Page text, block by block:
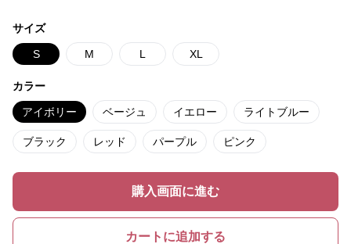
サイズ
S M L XL
カラー
アイボリー ベージュ イエロー ライトブルー
ブラック レッド パープル ピンク
購入画面に進む
カートに追加する